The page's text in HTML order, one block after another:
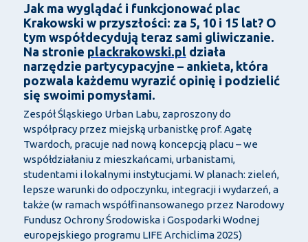
Jak ma wyglądać i funkcjonować plac
Krakowski w przyszłości: za 5, 10 i 15 lat? O
tym współdecydują teraz sami gliwiczanie.
Na stronie plackrakowski.pl działa
narzędzie partycypacyjne – ankieta, która
pozwala każdemu wyrazić opinię i podzielić
się swoimi pomysłami.
Zespół Śląskiego Urban Labu, zaproszony do
współpracy przez miejską urbanistkę prof. Agatę
Twardoch, pracuje nad nową koncepcją placu – we
współdziałaniu z mieszkańcami, urbanistami,
studentami i lokalnymi instytucjami. W planach: zieleń,
lepsze warunki do odpoczynku, integracji i wydarzeń, a
także (w ramach współfinansowanego przez Narodowy
Fundusz Ochrony Środowiska i Gospodarki Wodnej
europejskiego programu LIFE Archiclima 2025)